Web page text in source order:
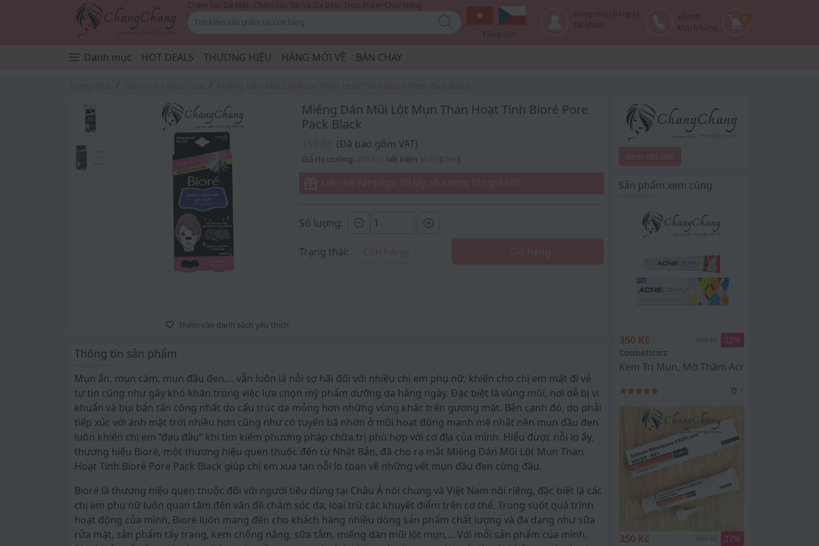
Chăm Sóc Da Mặt Chăm Sóc Tóc Và Da Đầu Thực Phẩm Chức Năng
Tiếng việt
Đăng nhập Đăng ký
Tài khoản
Hỗ trợ
khách hàng
0
Danh mục HOT DEALS THƯƠNG HIỆU HÀNG MỚI VỀ BÁN CHẠY
Thêm vào danh sách yêu thích
Miếng Dán Mũi Lột Mụn Than Hoạt Tính Bioré Pore
Pack Black
(Đã bao gồm VAT)
Giá thị trường: - tiết kiệm ( )
Số lượng:
Trạng thái:
Thông tin sản phẩm
Mụn ẩn, mụn cám, mụn đầu đen,... vẫn luôn là nỗi sợ hãi đối với nhiều chị em phụ nữ, khiến cho chị em mất đi vẻ
tự tin cũng như gây khó khăn trong việc lựa chọn mỹ phẩm dưỡng da hằng ngày. Đặc biệt là vùng mũi, nơi dễ bị vi
khuẩn và bụi bẩn tấn công nhất do cấu trúc da mỏng hơn những vùng khác trên gương mặt. Bên cạnh đó, do phải
tiếp xúc với ánh mặt trời nhiều hơn cũng như có tuyến bã nhờn ở mũi hoạt động mạnh mẽ nhất nên mụn đầu đen
luôn khiến chị em “đau đầu” khi tìm kiếm phương pháp chữa trị phù hợp với cơ địa của mình. Hiểu được nỗi lo ấy,
thương hiệu Bioré, một thương hiệu quen thuộc đến từ Nhật Bản, đã cho ra mắt Miếng Dán Mũi Lột Mụn Than
Hoạt Tính Bioré Pore Pack Black giúp chị em xua tan nỗi lo toan về những vết mụn đầu đen cứng đầu.
Bioré là thương hiệu quen thuộc đối với người tiêu dùng tại Châu Á nói chung và Việt Nam nói riêng, đặc biệt là các
chị em phụ nữ luôn quan tâm đến vấn đề chăm sóc da, loại trừ các khuyết điểm trên cơ thể. Trong suốt quá trình
hoạt động của mình, Bioré luôn mang đến cho khách hàng nhiều dòng sản phẩm chất lượng và đa dạng như sữa
rửa mặt, sản phẩm tẩy trang, kem chống nắng, sữa tắm, miếng dán mũi lột mụn,... Với mỗi sản phẩm của mình,
Sản phẩm xem cùng
350 Kč 22%
Cosmeticscz
Kem Trị Mụn, Mờ Thâm AcneDerm Kwas
1
350 Kč 27%